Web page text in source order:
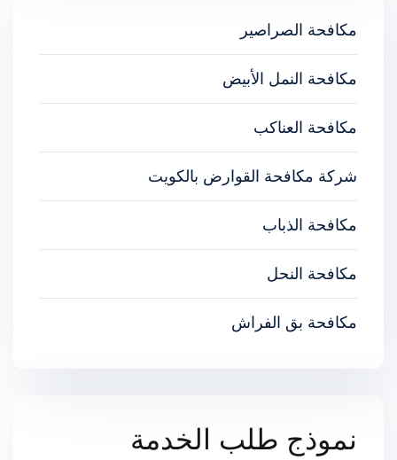
مكافحة الصراصير
مكافحة النمل الأبيض
مكافحة العناكب
شركة مكافحة القوارض بالكويت
مكافحة الذباب
مكافحة النحل
مكافحة بق الفراش
نموذج طلب الخدمة